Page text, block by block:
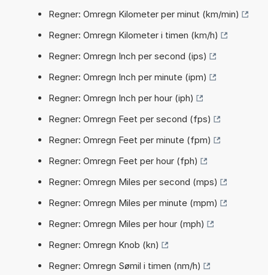
Regner: Omregn Kilometer per minut (km/min)
Regner: Omregn Kilometer i timen (km/h)
Regner: Omregn Inch per second (ips)
Regner: Omregn Inch per minute (ipm)
Regner: Omregn Inch per hour (iph)
Regner: Omregn Feet per second (fps)
Regner: Omregn Feet per minute (fpm)
Regner: Omregn Feet per hour (fph)
Regner: Omregn Miles per second (mps)
Regner: Omregn Miles per minute (mpm)
Regner: Omregn Miles per hour (mph)
Regner: Omregn Knob (kn)
Regner: Omregn Sømil i timen (nm/h)